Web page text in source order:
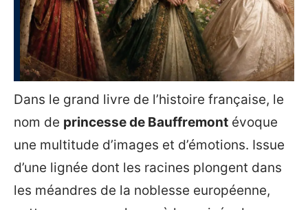
Dans le grand livre de l’histoire française, le
nom de princesse de Bauffremont évoque
une multitude d’images et d’émotions. Issue
d’une lignée dont les racines plongent dans
les méandres de la noblesse européenne,